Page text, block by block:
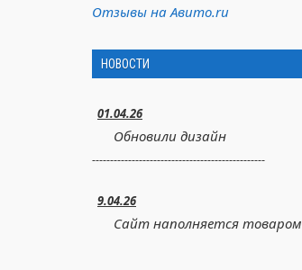
Отзывы на Авито.ru
НОВОСТИ
01.04.26
Обновили дизайн
------------------------------------------------
9.04.26
Сайт наполняется товаром